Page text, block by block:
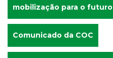
mobilização para o futuro
Comunicado da COC